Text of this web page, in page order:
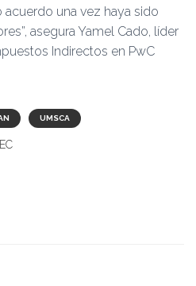
una vez haya sido
asegura Yamel Cado, líder
Indirectos en PwC
UMSCA